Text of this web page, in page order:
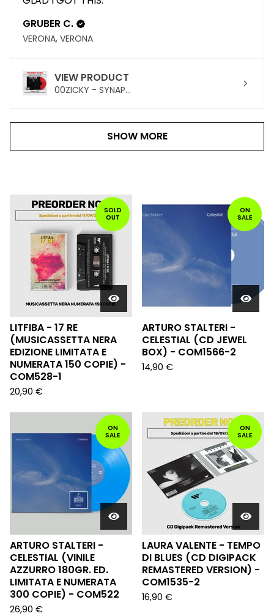
GRUBER C.
VERONA, VERONA
VIEW PRODUCT
00ZICKY - SYNAP...
SHOW MORE
PRODOTTI
IN
PRIMO
PIANO
SOLD
OUT
LITFIBA - 17 RE
(MUSICASSETTA NERA
EDIZIONE LIMITATA E
NUMERATA 150 COPIE) -
COM528-1
20,90 €
ON
SALE
ARTURO STALTERI -
CELESTIAL (CD JEWEL
BOX) - COM1566-2
14,90 €
ON
SALE
ARTURO STALTERI -
CELESTIAL (VINILE
AZZURRO 180GR. ED.
LIMITATA E NUMERATA
300 COPIE) - COM522
26,90 €
ON
SALE
LAURA VALENTE - TEMPO
DI BLUES (CD DIGIPACK
REMASTERED VERSION) -
COM1535-2
16,90 €